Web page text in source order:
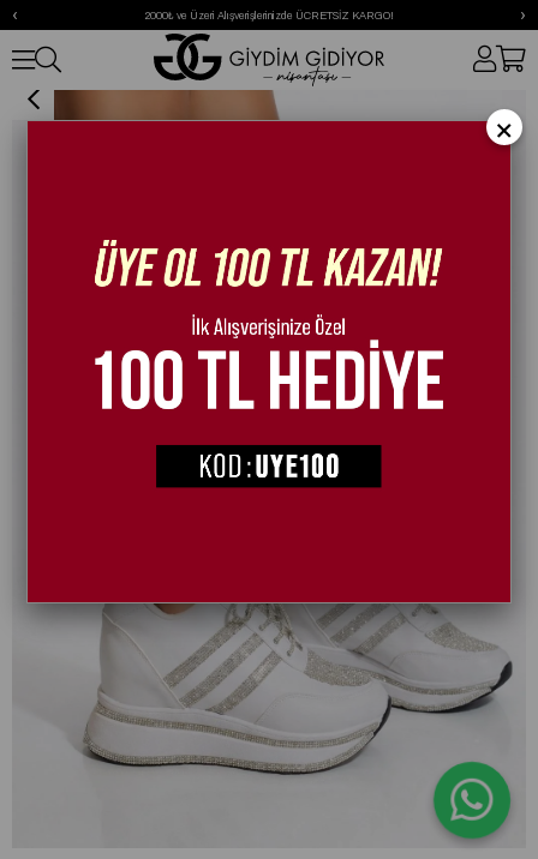
2000₺ ve Üzeri Alışverişlerinizde ÜCRETSİZ KARGO!
‹ ›
Geny Kristal Taşlı Gizli Topuklu Spor Ayakkabı Beyaz
×